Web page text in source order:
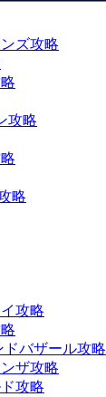
ズ攻略
攻略
略
攻略
バザール攻略
ザ攻略
攻略